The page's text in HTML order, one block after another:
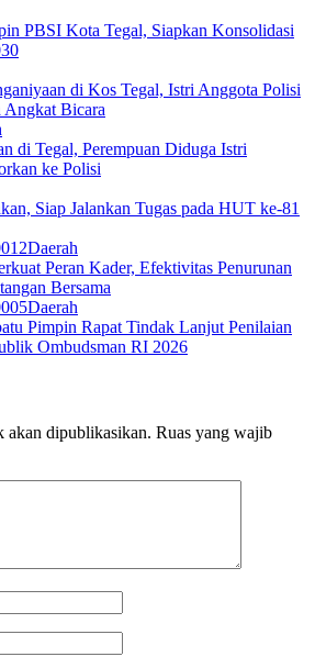
PBSI Kota Tegal, Siapkan Konsolidasi
di Kos Tegal, Istri Anggota Polisi
Angkat Bicara
di Tegal, Perempuan Diduga Istri
ke Polisi
Siap Jalankan Tugas pada HUT ke-81
Daerah
Peran Kader, Efektivitas Penurunan
Bersama
Daerah
Pimpin Rapat Tindak Lanjut Penilaian
Ombudsman RI 2026
akan dipublikasikan. Ruas yang wajib